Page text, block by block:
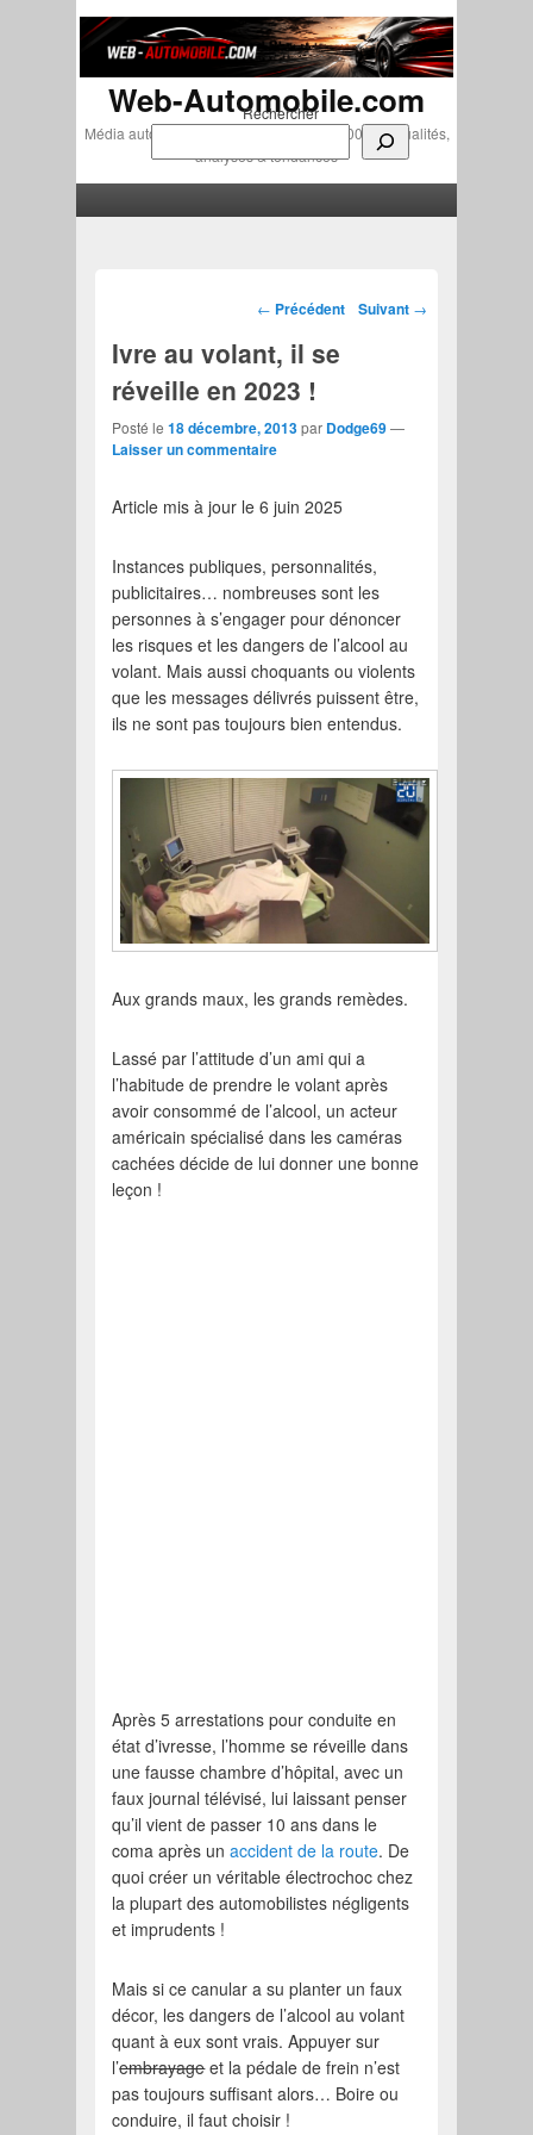
Rechercher
Web-Automobile.com
Média automobile indépendant depuis 2007 • Actualités,
analyses & tendances
Navigation des articles
← Précédent Suivant →
Ivre au volant, il se
réveille en 2023 !
Posté le18 décembre, 2013par Dodge69—
Laisser un commentaire
Article mis à jour le 6 juin 2025
Instances publiques, personnalités,
publicitaires… nombreuses sont les
personnes à s’engager pour dénoncer
les risques et les dangers de l’alcool au
volant. Mais aussi choquants ou violents
que les messages délivrés puissent être,
ils ne sont pas toujours bien entendus.
Aux grands maux, les grands remèdes.
Lassé par l’attitude d’un ami qui a
l’habitude de prendre le volant après
avoir consommé de l’alcool, un acteur
américain spécialisé dans les caméras
cachées décide de lui donner une bonne
leçon !
Après 5 arrestations pour conduite en
état d’ivresse, l’homme se réveille dans
une fausse chambre d’hôpital, avec un
faux journal télévisé, lui laissant penser
qu’il vient de passer 10 ans dans le
coma après unaccident de la route. De
quoi créer un véritable électrochoc chez
la plupart des automobilistes négligents
et imprudents !
Mais si ce canular a su planter un faux
décor, les dangers de l’alcool au volant
quant à eux sont vrais. Appuyer sur
l’embrayageet la pédale de frein n’est
pas toujours suffisant alors… Boire ou
conduire, il faut choisir !